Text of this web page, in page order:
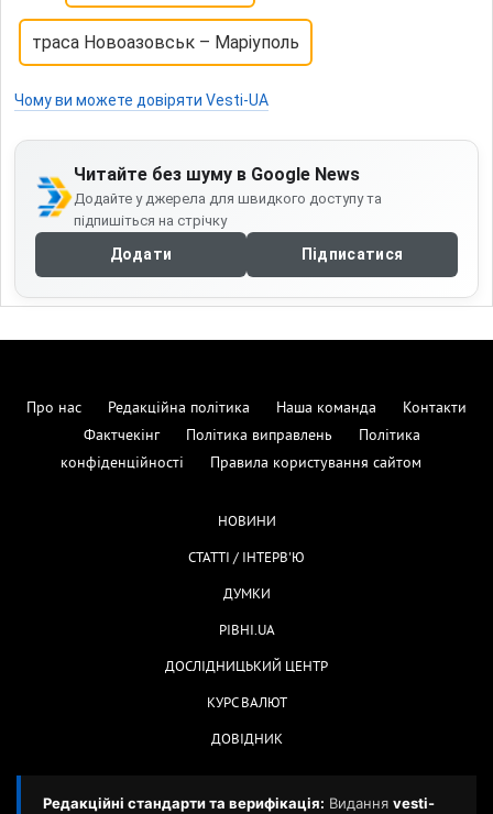
траса Новоазовськ – Маріуполь
Чому ви можете довіряти Vesti-UA
Читайте без шуму в Google News
Додайте у джерела для швидкого доступу та
підпишіться на стрічку
Додати Підписатися
Про нас Редакційна політика Наша команда
Контакти
Фактчекінг
Політика виправлень
Політика
конфіденційності
Правила користування сайтом
НОВИНИ
СТАТТІ / ІНТЕРВ'Ю
ДУМКИ
РІВНІ.UA
ДОСЛІДНИЦЬКИЙ ЦЕНТР
КУРС ВАЛЮТ
ДОВІДНИК
Редакційні стандарти та верифікація: Видання vesti-